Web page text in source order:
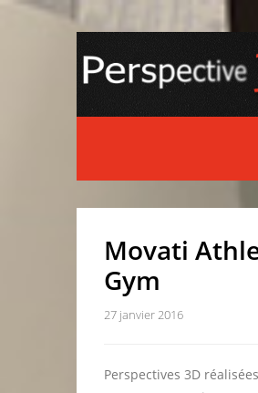
Movati
Gym
27 janvier 2016
Perspectives 3D